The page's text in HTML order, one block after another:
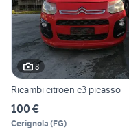
8
Ricambi citroen c3 picasso
100 €
Cerignola (FG)